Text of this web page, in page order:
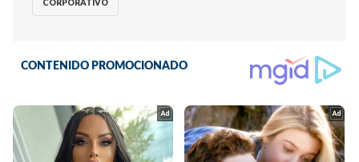
CORPORATIVO